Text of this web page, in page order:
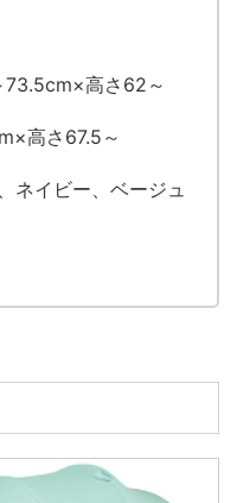
高さ62～
さ67.5～
ネイビー、ベージュ